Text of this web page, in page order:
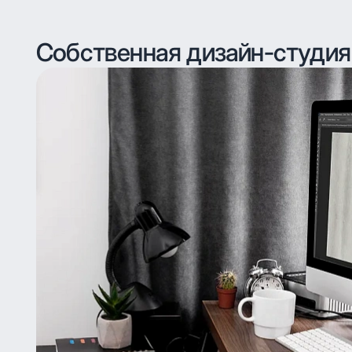
Собственная дизайн-